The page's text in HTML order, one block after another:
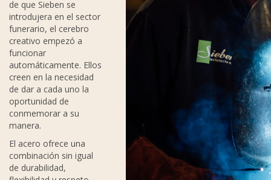
de que Sieben se
introdujera en el sector
funerario, el cerebro
creativo empezó a
funcionar
automáticamente. Ellos
creen en la necesidad
de dar a cada uno la
oportunidad de
conmemorar a su
manera.
El acero ofrece una
combinación sin igual
de durabilidad,